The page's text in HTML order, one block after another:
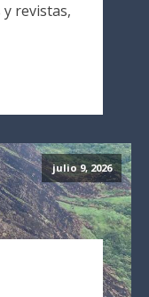
revistas,
julio 9, 2026